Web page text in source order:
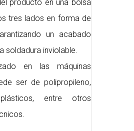
producto en una bolsa
tres lados en forma de
un acabado
soldadura inviolable.
en las máquinas
ser de polipropileno,
entre otros